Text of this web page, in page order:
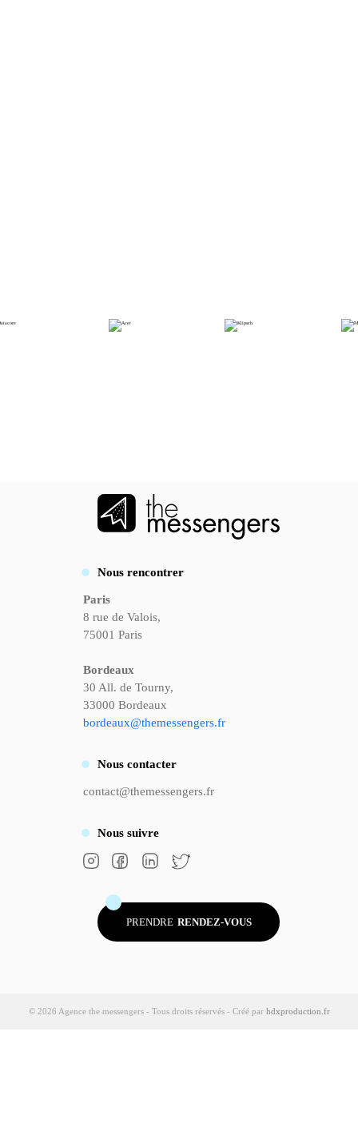
Nous rencontrer
Paris
8 rue de Valois,
75001 Paris
Bordeaux
30 All. de Tourny,
33000 Bordeaux
bordeaux@themessengers.fr
Nous contacter
contact@themessengers.fr
Nous suivre
PRENDRE RENDEZ-VOUS
© 2026 Agence the messengers - Tous droits réservés - Créé par hdxproduction.fr